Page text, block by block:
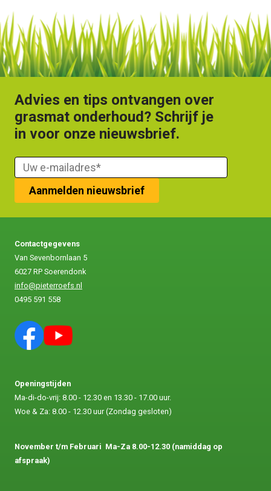
Advies en tips ontvangen over
grasmat onderhoud? Schrijf je
in voor onze nieuwsbrief.
Contactgegevens
Van Sevenbornlaan 5
6027 RP Soerendonk
info@pieterroefs.nl
0495 591 558
Openingstijden
Ma-di-do-vrij: 8.00 - 12.30 en 13.30 - 17.00 uur.
Woe & Za: 8.00 - 12.30 uur (Zondag gesloten)
November t/m Februari Ma-Za 8.00-12.30 (namiddag op
afspraak)